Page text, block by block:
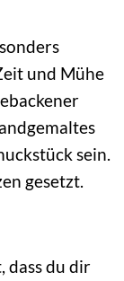
und Mühe
sein.
gesetzt.
dass du dir